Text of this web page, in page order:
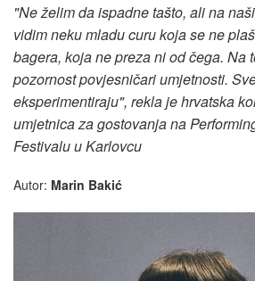
"Ne želim da ispadne tašto, ali na
vidim neku mladu curu koja se ne
bagera, koja ne preza ni od čega. Na
pozornost povjesničari umjetnosti.
eksperimentiraju", rekla je hrvatska
umjetnica za gostovanja na
Festivalu u Karlovcu
Autor: Marin Bakić